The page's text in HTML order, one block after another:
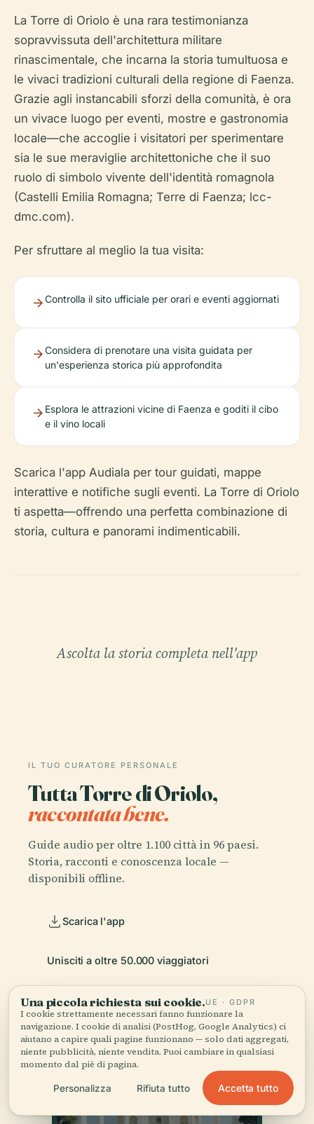
La Torre di Oriolo è una rara testimonianza
sopravvissuta dell'architettura militare
rinascimentale, che incarna la storia tumultuosa e
le vivaci tradizioni culturali della regione di Faenza.
Grazie agli instancabili sforzi della comunità, è ora
un vivace luogo per eventi, mostre e gastronomia
locale—che accoglie i visitatori per sperimentare
sia le sue meraviglie architettoniche che il suo
ruolo di simbolo vivente dell'identità romagnola
(Castelli Emilia Romagna; Terre di Faenza; lcc-
dmc.com).
Per sfruttare al meglio la tua visita:
Controlla il sito ufficiale per orari e eventi aggiornati
Considera di prenotare una visita guidata per
un'esperienza storica più approfondita
Esplora le attrazioni vicine di Faenza e goditi il cibo
e il vino locali
Scarica l'app Audiala per tour guidati, mappe
interattive e notifiche sugli eventi. La Torre di Oriolo
ti aspetta—offrendo una perfetta combinazione di
storia, cultura e panorami indimenticabili.
Ascolta la storia completa nell'app
IL TUO CURATORE PERSONALE
Tutta Torre di Oriolo,
raccontata bene.
Guide audio per oltre 1.100 città in 96 paesi.
Storia, racconti e conoscenza locale —
disponibili offline.
Scarica l'app
Unisciti a oltre 50.000 viaggiatori
Una piccola richiesta sui cookie.UE · GDPR
I cookie strettamente necessari fanno funzionare la
navigazione. I cookie di analisi (PostHog, Google Analytics) ci
aiutano a capire quali pagine funzionano — solo dati aggregati,
niente pubblicità, niente vendita. Puoi cambiare in qualsiasi
momento dal piè di pagina.
Personalizza Rifiuta tutto Accetta tutto